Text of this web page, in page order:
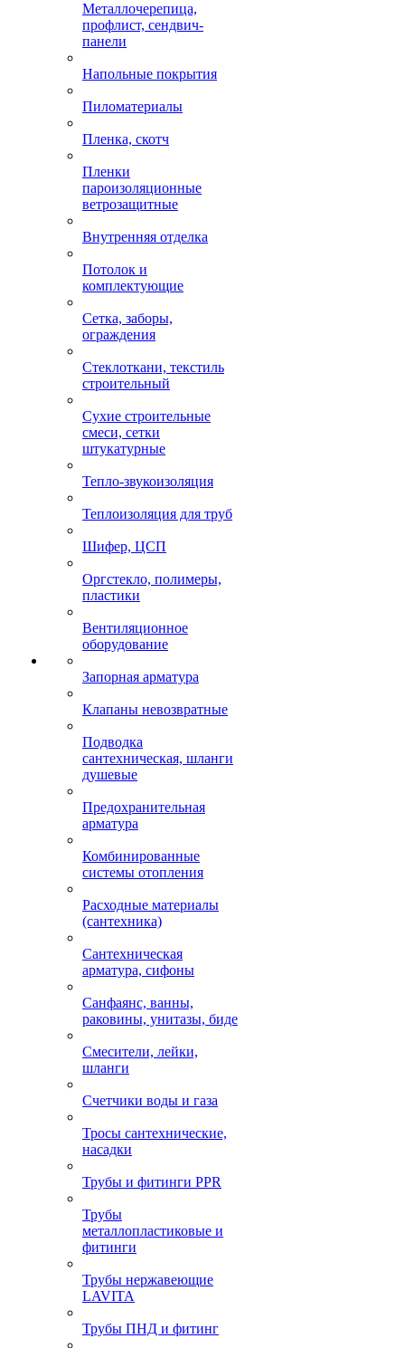
Металлочерепица,
профлист, сендвич-
панели
Напольные покрытия
Пиломатериалы
Пленка, скотч
Пленки
пароизоляционные
ветрозащитные
Внутренняя отделка
Потолок и
комплектующие
Сетка, заборы,
ограждения
Стеклоткани, текстиль
строительный
Сухие строительные
смеси, сетки
штукатурные
Тепло-звукоизоляция
Теплоизоляция для труб
Шифер, ЦСП
Оргстекло, полимеры,
пластики
Вентиляционное
оборудование
Запорная арматура
Клапаны невозвратные
Подводка
сантехническая, шланги
душевые
Предохранительная
арматура
Комбинированные
системы отопления
Расходные материалы
(сантехника)
Сантехническая
арматура, сифоны
Санфаянс, ванны,
раковины, унитазы, биде
Смесители, лейки,
шланги
Счетчики воды и газа
Тросы сантехнические,
насадки
Трубы и фитинги PPR
Трубы
металлопластиковые и
фитинги
Трубы нержавеющие
LAVITA
Трубы ПНД и фитинг